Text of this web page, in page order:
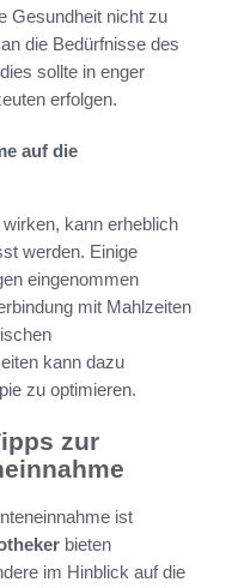
Gesundheit nicht zu
die Bedürfnisse des
sollte in enger
erfolgen.
auf die
kann erheblich
werden. Einige
eingenommen
mit Mahlzeiten
kann dazu
zu optimieren.
zur
ist
bieten
im Hinblick auf die